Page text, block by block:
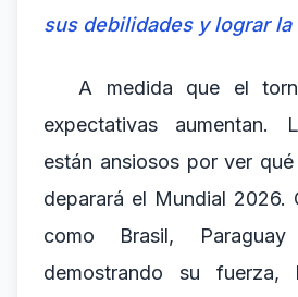
sus debilidades y lograr
A medida que el
expectativas aumentan.
están ansiosos por ver
deparará el Mundial 2026.
como Brasil,
demostrando su fuerza,